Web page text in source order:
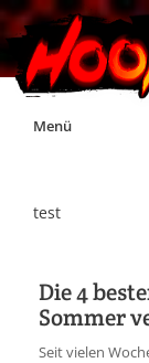
Skip
Menü
Impressum
test
Die 4
Sommer
Seit vielen